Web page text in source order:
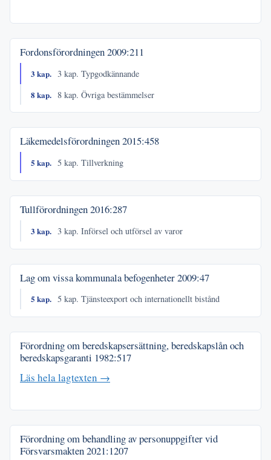
Fordonsförordningen2009:211
3 kap. 3 kap. Typgodkännande
8 kap. 8 kap. Övriga bestämmelser
Läkemedelsförordningen2015:458
5 kap. 5 kap. Tillverkning
Tullförordningen2016:287
3 kap. 3 kap. Införsel och utförsel av varor
Lag om vissa kommunala befogenheter2009:47
5 kap. 5 kap. Tjänsteexport och internationellt bistånd
Förordning om beredskapsersättning, beredskapslån och
beredskapsgaranti 1982:517
Läs hela lagtexten →
Förordning om behandling av personuppgifter vid
Försvarsmakten2021:1207